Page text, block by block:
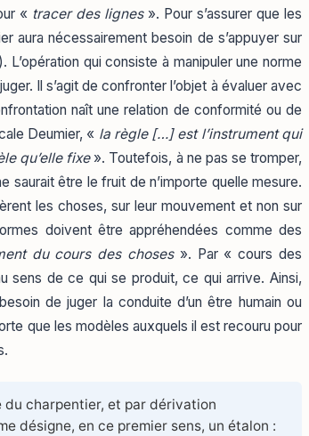
« tracer des lignes». Pour s’assurer que les
aura nécessairement besoin de s’appuyer sur
). L’opération qui consiste à manipuler une norme
Il s’agit de confronter l’objet à évaluer avec
naît une relation de conformité ou de
Deumier, « la règle […] est l’instrument qui
qu’elle fixe». Toutefois, à ne pas se tromper,
saurait être le fruit de n’importe quelle mesure.
les choses, sur leur mouvement et non sur
doivent être appréhendées comme des
du cours des choses». Par « cours des
sens de ce qui se produit, ce qui arrive. Ainsi,
de juger la conduite d’un être humain ou
que les modèles auxquels il est recouru pour
du charpentier, et par dérivation
désigne, en ce premier sens, un étalon :